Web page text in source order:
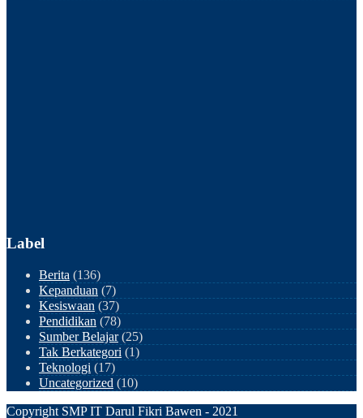
Label
Berita (136)
Kepanduan (7)
Kesiswaan (37)
Pendidikan (78)
Sumber Belajar(25)
Tak Berkategori (1)
Teknologi (17)
Uncategorized (10)
Copyright SMP IT Darul Fikri Bawen - 2021